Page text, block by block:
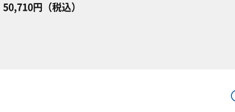
50,710円（税込）